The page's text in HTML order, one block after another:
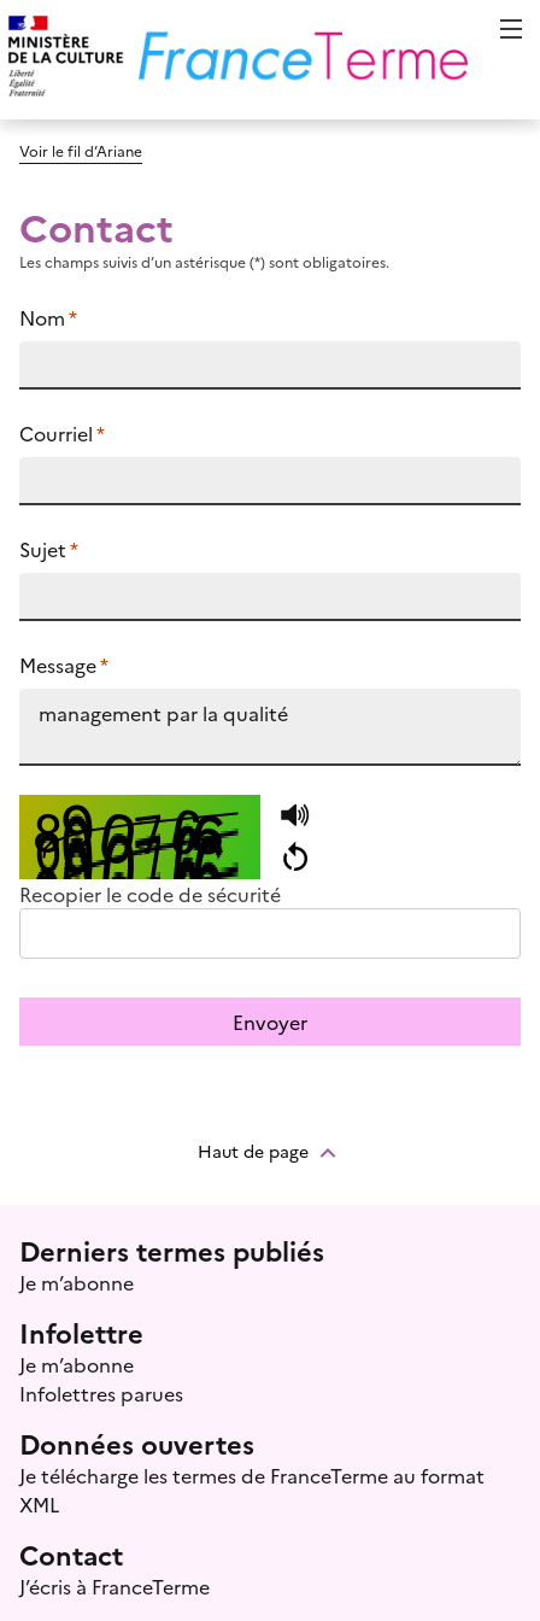
Voir le fil d’Ariane
Contact
Les champs suivis d’un astérisque (*) sont obligatoires.
Nom*
Courriel*
Sujet*
Message*
Recopier le code de sécurité
Envoyer
Haut de page
Menu prefooter
Derniers termes publiés
Je m’abonne
Infolettre
Je m’abonne
Infolettres parues
Données ouvertes
Je télécharge les termes de FranceTerme au format
XML
Contact
J’écris à FranceTerme